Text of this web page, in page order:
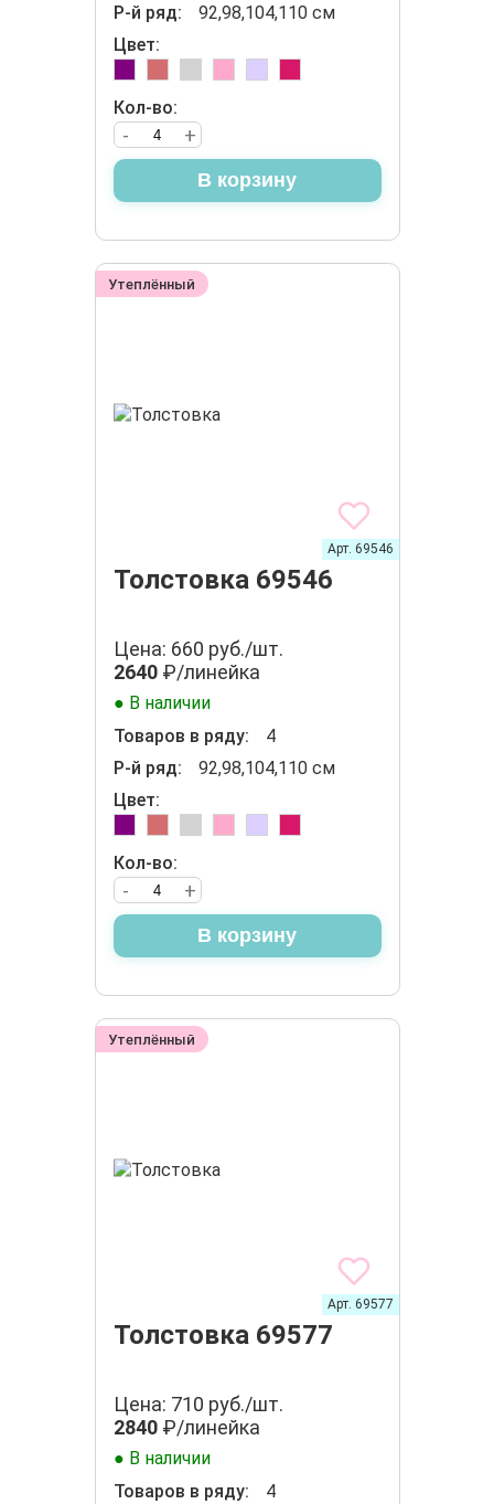
Р-й ряд:
92,98,104,110 см
Цвет:
Кол-во:
+
-
В корзину
Утеплённый
Толстовка 69546
Арт. 69546
Цена: 660 руб./шт.
2640₽/линейка
● В наличии
Товаров в ряду:
4
Р-й ряд:
92,98,104,110 см
Цвет:
Кол-во:
+
-
В корзину
Утеплённый
Толстовка 69577
Арт. 69577
Цена: 710 руб./шт.
2840₽/линейка
● В наличии
Товаров в ряду:
4